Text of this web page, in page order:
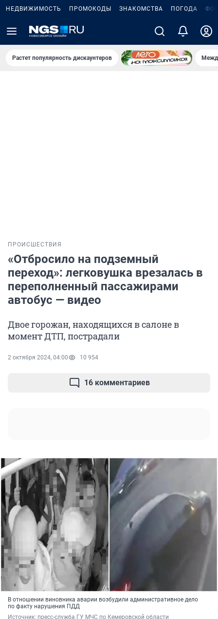
НЕДВИЖИМОСТЬ ПРОМОКОДЫ ЗНАКОМСТВА ПОГОДА
Растет популярность дискаунтеров
ПРОИСШЕСТВИЯ
«Отбросило на подземный
переход»: легковушка врезалась в
переполненный пассажирами
автобус — видео
Двое горожан, находящихся в салоне в
момент ДТП, пострадали
2 октября 2024, 04:00 10 954
16 комментариев
В отношении виновника аварии возбудили административное дело
по факту нарушения ПДД
Источник: пресс-служба ГУ МЧС по Кемеровской области